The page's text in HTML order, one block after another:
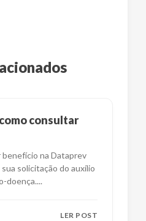
consultar
benefício na Dataprev
solicitação do auxílio
doença....
LER POST